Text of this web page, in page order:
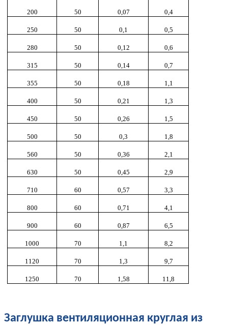
200 50 0,07 0,4
250 50 0,1 0,5
280 50 0,12 0,6
315 50 0,14 0,7
355 50 0,18 1,1
400 50 0,21 1,3
450 50 0,26 1,5
500 50 0,3 1,8
560 50 0,36 2,1
630 50 0,45 2,9
710 60 0,57 3,3
800 60 0,71 4,1
900 60 0,87 6,5
1000 70 1,1 8,2
1120 70 1,3 9,7
1250 70 1,58 11,8
Заглушка вентиляционная круглая из